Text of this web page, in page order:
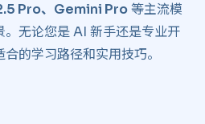
Pro、Gemini Pro等主流模
无论您是 AI 新手还是专业开
的学习路径和实用技巧。